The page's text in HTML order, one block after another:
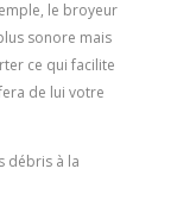
le broyeur
sonore mais
ce qui facilite
de lui votre
débris à la